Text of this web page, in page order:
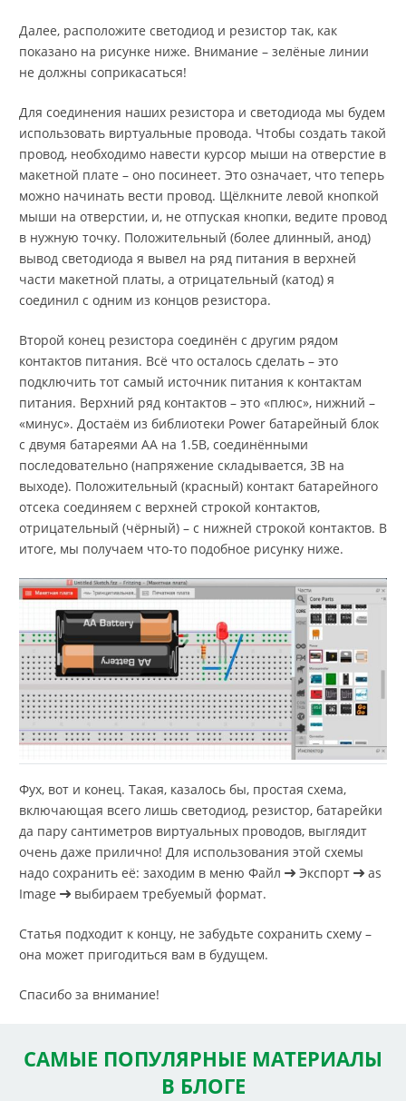
Далее, расположите светодиод и резистор так, как
показано на рисунке ниже. Внимание – зелёные линии
не должны соприкасаться!
Для соединения наших резистора и светодиода мы будем
использовать виртуальные провода. Чтобы создать такой
провод, необходимо навести курсор мыши на отверстие в
макетной плате – оно посинеет. Это означает, что теперь
можно начинать вести провод. Щёлкните левой кнопкой
мыши на отверстии, и, не отпуская кнопки, ведите провод
в нужную точку. Положительный (более длинный, анод)
вывод светодиода я вывел на ряд питания в верхней
части макетной платы, а отрицательный (катод) я
соединил с одним из концов резистора.
Второй конец резистора соединён с другим рядом
контактов питания. Всё что осталось сделать – это
подключить тот самый источник питания к контактам
питания. Верхний ряд контактов – это «плюс», нижний –
«минус». Достаём из библиотеки Power батарейный блок
с двумя батареями АА на 1.5В, соединёнными
последовательно (напряжение складывается, 3В на
выходе). Положительный (красный) контакт батарейного
отсека соединяем с верхней строкой контактов,
отрицательный (чёрный) – с нижней строкой контактов. В
итоге, мы получаем что-то подобное рисунку ниже.
Фух, вот и конец. Такая, казалось бы, простая схема,
включающая всего лишь светодиод, резистор, батарейки
да пару сантиметров виртуальных проводов, выглядит
очень даже прилично! Для использования этой схемы
надо сохранить её: заходим в меню Файл
Экспорт
as
Image
выбираем требуемый формат.
Статья подходит к концу, не забудьте сохранить схему –
она может пригодиться вам в будущем.
Спасибо за внимание!
САМЫЕ ПОПУЛЯРНЫЕ МАТЕРИАЛЫ
В БЛОГЕ